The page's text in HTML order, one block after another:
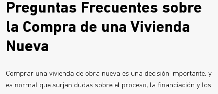
Preguntas Frecuentes sobre
la Compra de una Vivienda
Nueva
Comprar una vivienda de obra nueva es una decisión importante, y
es normal que surjan dudas sobre el proceso, la financiación y los